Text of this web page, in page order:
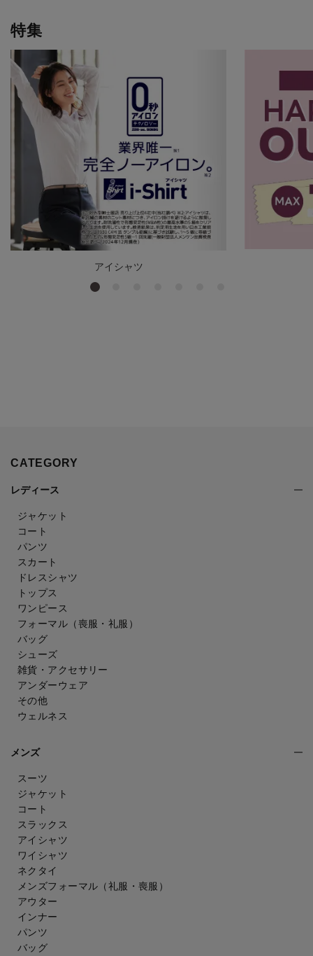
特集
アイシャツ
CATEGORY
レディース
ジャケット
コート
パンツ
スカート
ドレスシャツ
トップス
ワンピース
フォーマル（喪服・礼服）
バッグ
シューズ
雑貨・アクセサリー
アンダーウェア
その他
ウェルネス
メンズ
スーツ
ジャケット
コート
スラックス
アイシャツ
ワイシャツ
ネクタイ
メンズフォーマル （礼服・喪服）
アウター
インナー
パンツ
バッグ